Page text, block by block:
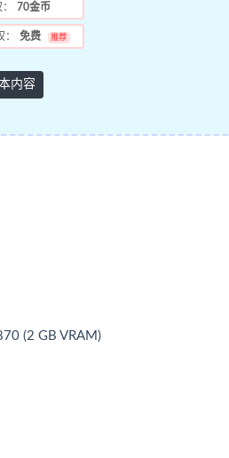
70金币
免费 推荐
内容
(2 GB VRAM)